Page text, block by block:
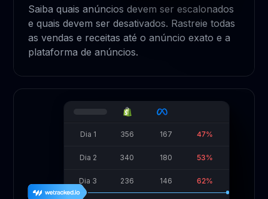
Saiba quais anúncios devem ser escalonados
e quais devem ser desativados. Rastreie todas
as vendas e receitas até o anúncio exato e a
plataforma de anúncios.
Dia 1 356 167 47%
Dia 2 340 180 53%
Dia 3 236 146 62%